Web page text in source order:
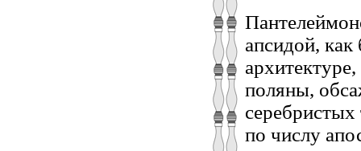
апсидой,
поляны,
по числу